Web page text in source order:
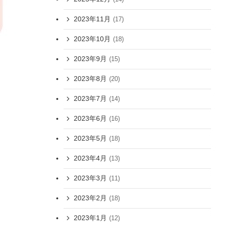
2023年11月 (17)
2023年10月 (18)
2023年9月 (15)
2023年8月 (20)
2023年7月 (14)
2023年6月 (16)
2023年5月 (18)
2023年4月 (13)
2023年3月 (11)
2023年2月 (18)
2023年1月 (12)